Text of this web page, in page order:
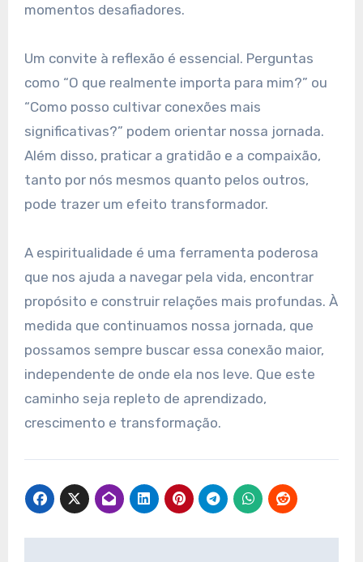
momentos desafiadores.
Um convite à reflexão é essencial. Perguntas
como “O que realmente importa para mim?” ou
“Como posso cultivar conexões mais
significativas?” podem orientar nossa jornada.
Além disso, praticar a gratidão e a compaixão,
tanto por nós mesmos quanto pelos outros,
pode trazer um efeito transformador.
A espiritualidade é uma ferramenta poderosa
que nos ajuda a navegar pela vida, encontrar
propósito e construir relações mais profundas. À
medida que continuamos nossa jornada, que
possamos sempre buscar essa conexão maior,
independente de onde ela nos leve. Que este
caminho seja repleto de aprendizado,
crescimento e transformação.